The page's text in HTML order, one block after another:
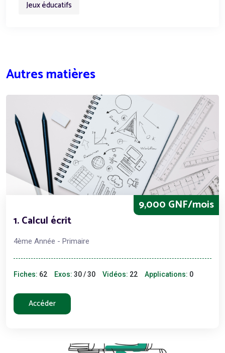
Jeux éducatifs
Autres matières
9,000 GNF/mois
1. Calcul écrit
4ème Année - Primaire
Fiches: 62 Exos: 30 / 30 Vidéos: 22 Applications: 0
Accéder